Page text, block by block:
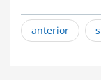
anterior